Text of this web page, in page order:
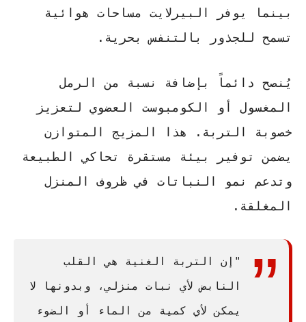
بينما يوفر البيرلايت مساحات هوائية
تسمح للجذور بالتنفس بحرية.
يُنصح دائماً بإضافة نسبة من الرمل
المغسول أو الكومبوست العضوي لتعزيز
خصوبة التربة. هذا المزيج المتوازن
يضمن توفير بيئة مستقرة تحاكي الطبيعة
وتدعم نمو النباتات في ظروف المنزل
المغلقة.
"إن التربة الغنية هي القلب
النابض لأي نبات منزلي، وبدونها لا
يمكن لأي كمية من الماء أو الضوء